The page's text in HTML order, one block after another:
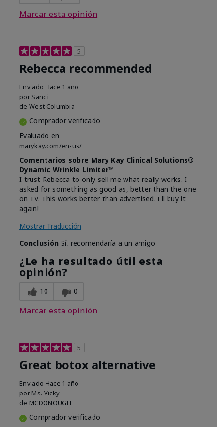
Marcar esta opinión
5
Rebecca recommended
Enviado Hace 1 año
por Sandi
de West Columbia
Comprador verificado
Evaluado en
marykay.com/en-us/
Comentarios sobre Mary Kay Clinical Solutions®
Dynamic Wrinkle Limiter™
I trust Rebecca to only sell me what really works. I
asked for something as good as, better than the one
on TV. This works better than advertised. I'll buy it
again!
Mostrar Traducción
Conclusión Sí, recomendaría a un amigo
¿Le ha resultado útil esta
opinión?
10 0
Marcar esta opinión
5
Great botox alternative
Enviado Hace 1 año
por Ms. Vicky
de MCDONOUGH
Comprador verificado